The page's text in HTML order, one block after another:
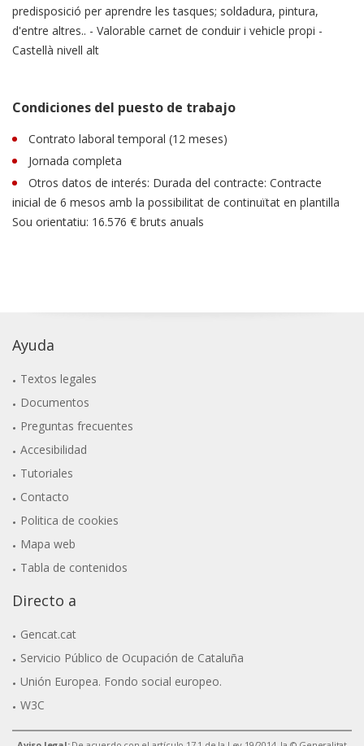
predisposició per aprendre les tasques; soldadura, pintura,
d'entre altres.. - Valorable carnet de conduir i vehicle propi -
Castellà nivell alt
Condiciones del puesto de trabajo
Contrato laboral temporal (12 meses)
Jornada completa
Otros datos de interés: Durada del contracte: Contracte
inicial de 6 mesos amb la possibilitat de continuïtat en plantilla
Sou orientatiu: 16.576 € bruts anuals
Ayuda
Textos legales
Documentos
Preguntas frecuentes
Accesibilidad
Tutoriales
Contacto
Politica de cookies
Mapa web
Tabla de contenidos
Directo a
Gencat.cat
Servicio Público de Ocupación de Cataluña
Unión Europea. Fondo social europeo.
W3C